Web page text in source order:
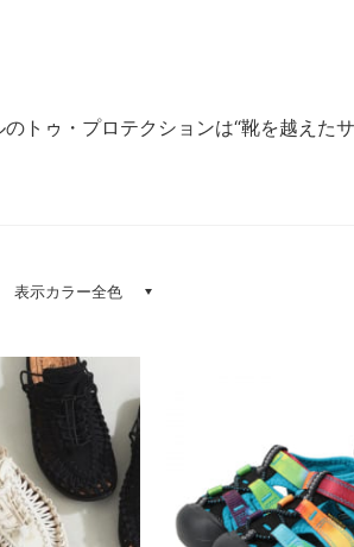
ゥ・プロテクションは“靴を越えた
表示カラー全色